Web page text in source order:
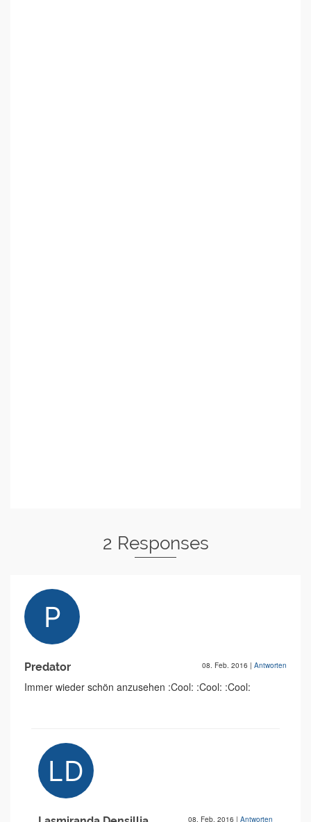
2 Responses
Predator 08. Feb. 2016 | Antworten
Immer wieder schön anzusehen :Cool: :Cool: :Cool:
08. Feb. 2016 | Antworten